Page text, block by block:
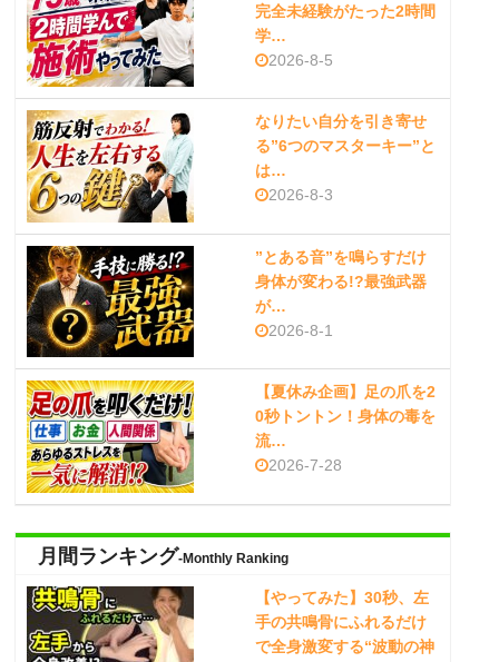
完全未経験がたった2時間
学…
2026-8-5
なりたい自分を引き寄せ
る”6つのマスターキー”と
は…
2026-8-3
”とある音”を鳴らすだけ
身体が変わる!?最強武器
が…
2026-8-1
【夏休み企画】足の爪を2
0秒トントン！身体の毒を
流…
2026-7-28
月間ランキング-Monthly Ranking
【やってみた】30秒、左
手の共鳴骨にふれるだけ
で全身激変する“波動の神